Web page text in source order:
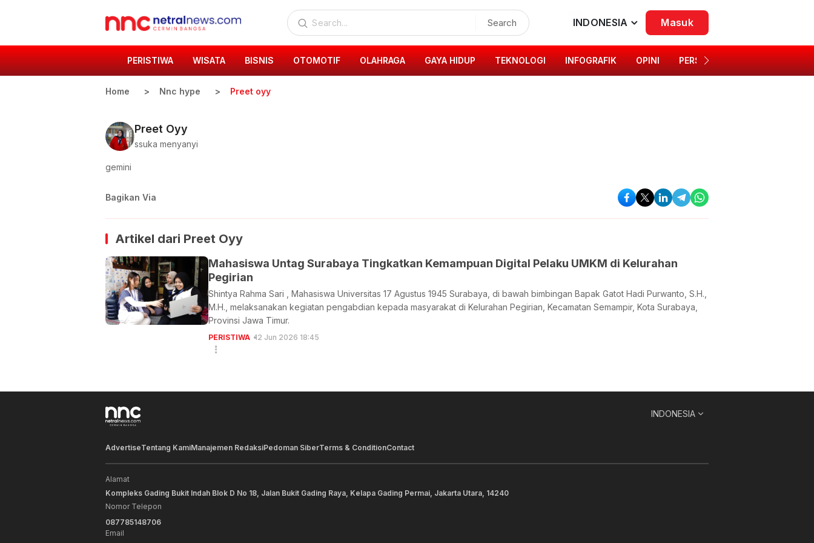
Search INDONESIA Masuk
PERISTIWA WISATA BISNIS OTOMOTIF OLAHRAGA GAYA HIDUP TEKNOLOGI INFOGRAFIK OPINI PERSONA
Home Nnc hype Preet oyy
Preet Oyy
ssuka menyanyi
gemini
Bagikan Via
Artikel dari Preet Oyy
Mahasiswa Untag Surabaya Tingkatkan Kemampuan Digital Pelaku UMKM di Kelurahan
Pegirian
Shintya Rahma Sari , Mahasiswa Universitas 17 Agustus 1945 Surabaya, di bawah bimbingan Bapak Gatot Hadi Purwanto, S.H.,
M.H., melaksanakan kegiatan pengabdian kepada masyarakat di Kelurahan Pegirian, Kecamatan Semampir, Kota Surabaya,
Provinsi Jawa Timur.
PERISTIWA 12 Jun 2026 18:45
INDONESIA
AdvertiseTentang KamiManajemen RedaksiPedoman SiberTerms & ConditionContact
Alamat
Kompleks Gading Bukit Indah Blok D No 18, Jalan Bukit Gading Raya, Kelapa Gading Permai, Jakarta Utara, 14240
Nomor Telepon
087785148706
Email